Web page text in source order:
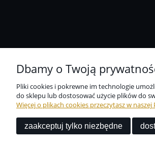
wszystkich przedmiotów
jednym miejscu?
Z nami to możliwe.
Dbamy o Twoją
Pliki cookies i pokrewne im technologie
do sklepu lub dostosować użycie plików do
Więcej o plikach cookies przeczytasz w
zaakceptuj tylko niezbędne